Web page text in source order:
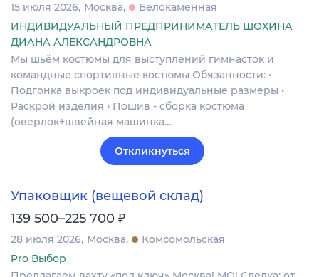
15 июля 2026 Москва
Белокаменная
ИНДИВИДУАЛЬНЫЙ ПРЕДПРИНИМАТЕЛЬ ШОХИНА
ДИАНА АЛЕКСАНДРОВНА
Мы шьём костюмы для выступлений гимнасток и
командные спортивные костюмы Обязанности: •
Подгонка выкроек под индивидуальные размеры •
Раскрой изделия • Пошив - сборка костюма
(оверлок+швейная машинка…
Откликнуться
Упаковщик (вещевой склад)
139 500–225 700 ₽
28 июля 2026 Москва
Комсомольская
Pro Выбор